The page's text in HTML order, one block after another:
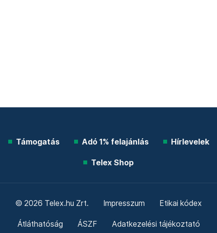
Támogatás Adó 1% felajánlás Hírlevelek
Telex Shop
© 2026 Telex.hu Zrt. Impresszum Etikai kódex
Átláthatóság ÁSZF Adatkezelési tájékoztató